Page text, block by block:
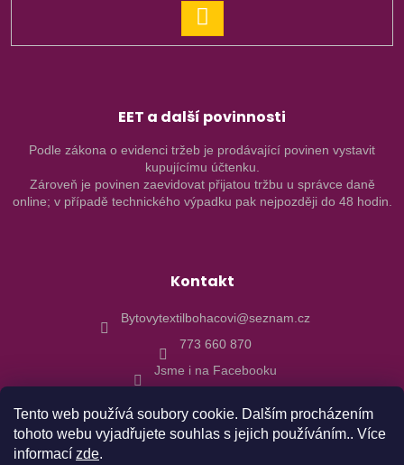
Tento web používá soubory cookie. Dalším procházením
tohoto webu vyjadřujete souhlas s jejich používáním.. Více
informací zde.
SE
EET a další povinnosti
Podle zákona o evidenci tržeb je prodávající povinen vystavit
kupujícímu účtenku.
Zároveň je povinen zaevidovat přijatou tržbu u správce daně
online; v případě technického výpadku pak nejpozději do 48 hodin.
Kontakt
Bytovytextilbohacovi@seznam.cz
773 660 870
Jsme i na Facebooku